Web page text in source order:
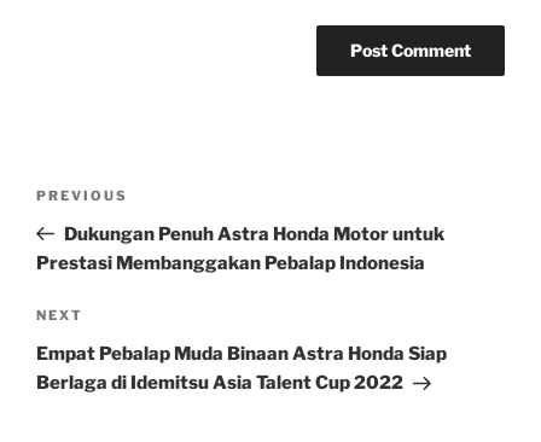
Previous
Post
PREVIOUS
Dukungan Penuh Astra Honda Motor untuk
Prestasi Membanggakan Pebalap Indonesia
Next
Post
NEXT
Empat Pebalap Muda Binaan Astra Honda Siap
Berlaga di Idemitsu Asia Talent Cup 2022